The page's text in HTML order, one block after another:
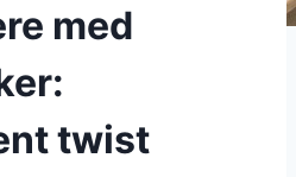
med
twist